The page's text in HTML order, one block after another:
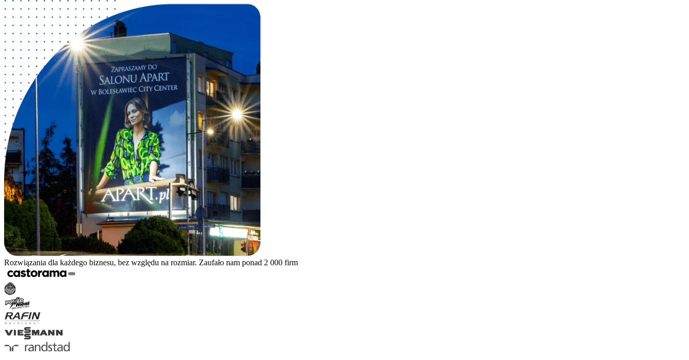
Rozwiązania dla każdego biznesu, bez względu na rozmiar. Zaufało nam ponad 2 000 firm